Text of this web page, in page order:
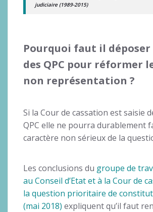
judiciaire (1989-2015)
Pourquoi faut il déposer
des QPC pour réformer
non représentation ?
Si la Cour de cassation est saisie
QPC elle ne pourra durablement
caractère non sérieux de la
Les conclusions du groupe de
au Conseil d’Etat et à la Cour de
la question prioritaire de
(mai 2018) expliquent qu’il faut